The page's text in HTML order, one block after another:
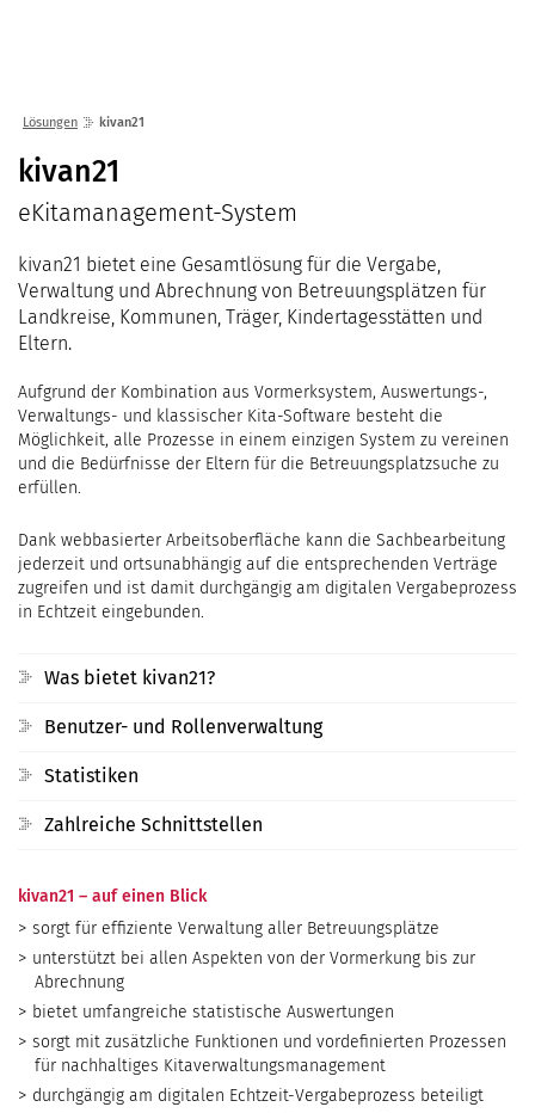
Standorte
Über ekom21
Zertifizierungen
Kontakt
Ansprechpersonen
2023
2022
Presse
Veranstaltungen Kommunaler
Events
Aktuelle Projekte DigiBauG
EfA-Leistungen
GigaMaP
Stellenangebote
Ausbildung
Praktikum
Lösungen kivan21
kivan21
eKitamanagement-System
kivan21 bietet eine Gesamtlösung für die Vergabe,
Verwaltung und Abrechnung von Betreuungsplätzen für
Landkreise, Kommunen, Träger, Kindertagesstätten und
Eltern.
Aufgrund der Kombination aus Vormerksystem, Auswertungs-,
Verwaltungs- und klassischer Kita-Software besteht die
Möglichkeit, alle Prozesse in einem einzigen System zu vereinen
und die Bedürfnisse der Eltern für die Betreuungsplatzsuche zu
erfüllen.
Dank webbasierter Arbeitsoberfläche kann die Sachbearbeitung
jederzeit und ortsunabhängig auf die entsprechenden Verträge
zugreifen und ist damit durchgängig am digitalen Vergabeprozess
in Echtzeit eingebunden.
Was bietet kivan21?
Benutzer- und Rollenverwaltung
Statistiken
Zahlreiche Schnittstellen
kivan21 – auf einen Blick
sorgt für effiziente Verwaltung aller Betreuungsplätze
unterstützt bei allen Aspekten von der Vormerkung bis zur
Abrechnung
bietet umfangreiche statistische Auswertungen
sorgt mit zusätzliche Funktionen und vordefinierten Prozessen
für nachhaltiges Kitaverwaltungsmanagement
durchgängig am digitalen Echtzeit-Vergabeprozess beteiligt